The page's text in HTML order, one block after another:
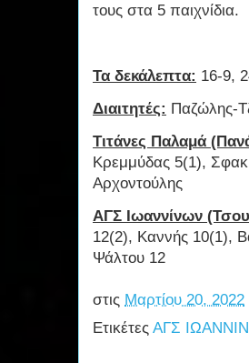
τους στα 5 παιχνίδια.
Τα δεκάλεπτα: 16-9,
Διαιτητές: Παζώλης-
Τιτάνες Παλαμά
Κρεμμύδας 5(1),
Αρχοντούλης
ΑΓΣ Ιωαννίνων
12(2), Καννής 10(1),
Ψάλτου 12
στις Μαρτίου 20, 2022
Ετικέτες ΑΓΣ